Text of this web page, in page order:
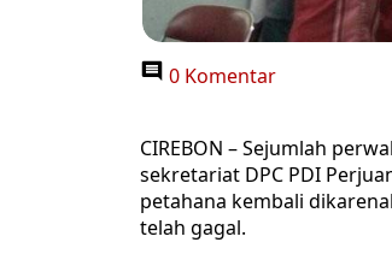
0 Komentar
CIREBON – Sejumlah
sekretariat DPC PDI
petahana kembali
telah gagal.